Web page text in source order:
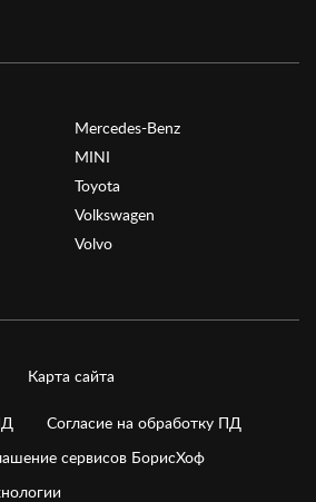
Mercedes-Benz
MINI
Toyota
Volkswagen
Volvo
Карта сайта
Согласие на обработку ПД
сервисов БорисХоф